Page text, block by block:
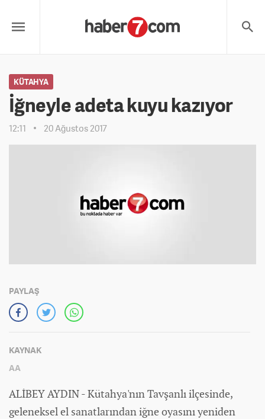
KÜTAHYA
İğneyle adeta kuyu kazıyor
12:11 20 Ağustos 2017
PAYLAŞ
KAYNAK
AA
ALİBEY AYDIN - Kütahya'nın Tavşanlı ilçesinde,
geleneksel el sanatlarından iğne oyasını yeniden